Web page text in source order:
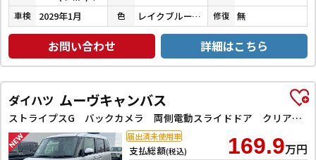
車検 2029年1月 色 レイクブルーメタリック／シャイニングホワイトパール 修復 無
お問い合わせ 詳細はこちら
ダイハツ ムーヴキャンバス
ストライプスG バックカメラ 両側電動スライドドア クリアランスソナー 衝突被害軽減システム オートライト LEDヘッドランプ スマートキー アイドリングストップ 電動格納ミラー シートヒーター ベンチシート CVT
支払総額(税込) 169.9万円
届出済未使用車